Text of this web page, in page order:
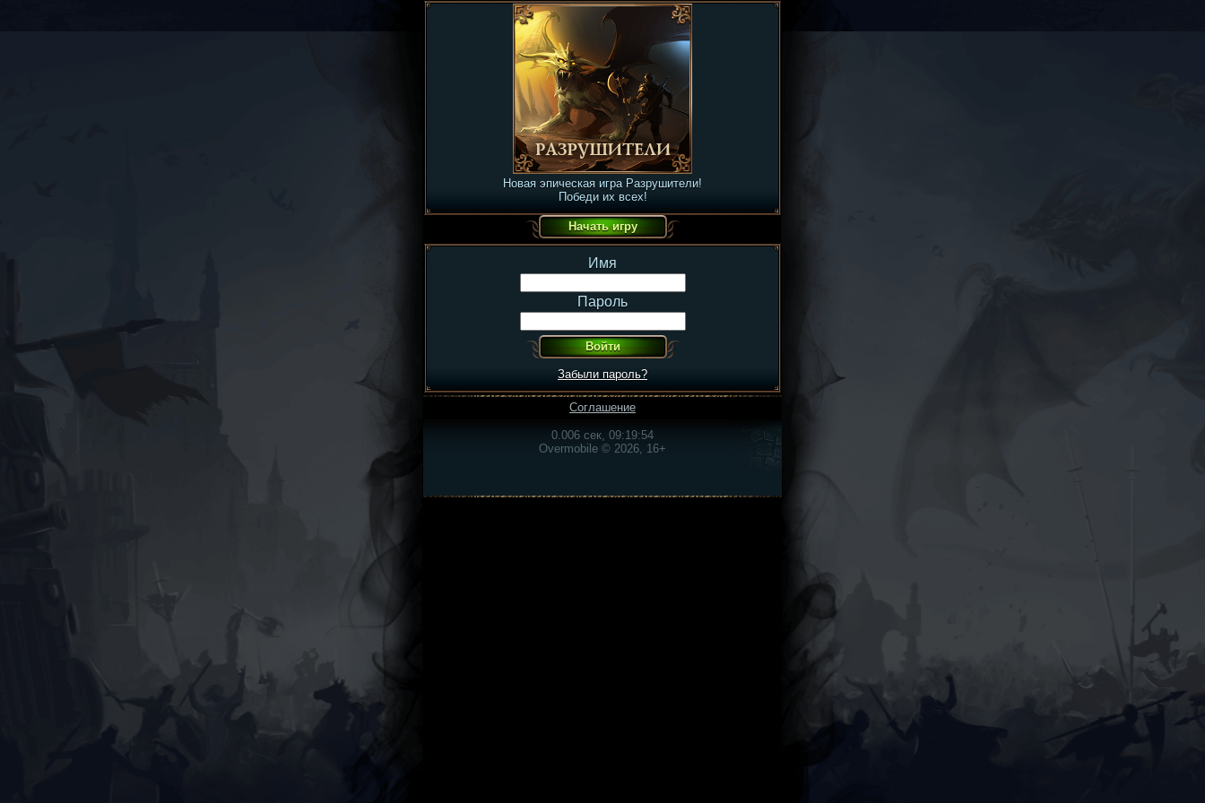
Новая эпическая игра Разрушители!
Победи их всех!
Имя
Пароль
Забыли пароль?
Соглашение
0.006 сек, 09:19:54
Overmobile © 2026, 16+